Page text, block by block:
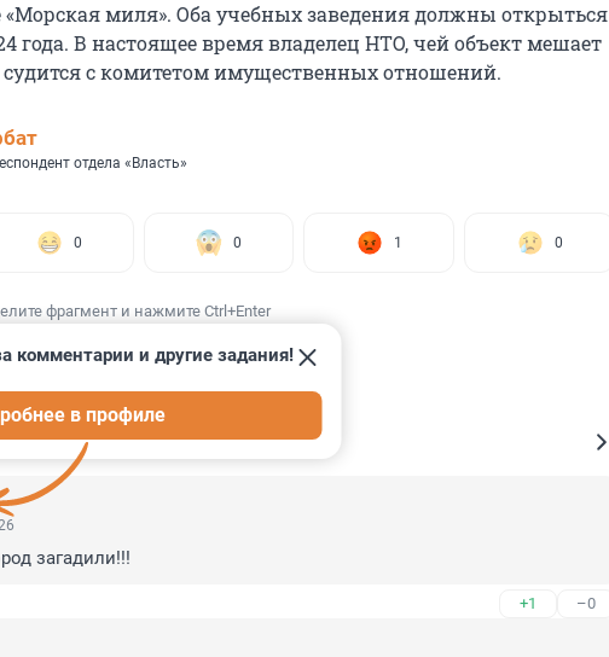
миля». Оба учебных заведения должны открыться
года. В настоящее время владелец НТО, чей объект мешает
судится с комитетом имущественных отношений.
отдела «Власть»
0 0 1 0
фрагмент и нажмите Ctrl+Enter
10
комментарии и другие задания!
в профиле
загадили!!!
+1 –0